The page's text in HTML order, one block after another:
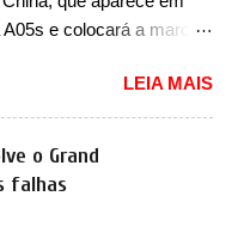
e colocará a marca
expansão na China
Apoiada pela Stellantis,
de um novo
linha. Posicionado
do A05, que nas
LEIA MAIS
o Grand
falhas